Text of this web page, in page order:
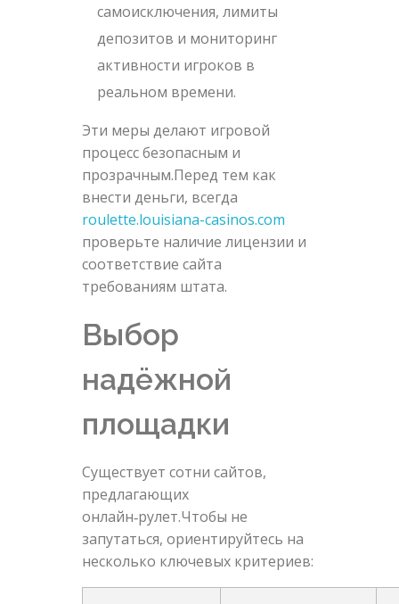
самоисключения, лимиты
депозитов и мониторинг
активности игроков в
реальном времени.
Эти меры делают игровой
процесс безопасным и
прозрачным.Перед тем как
внести деньги, всегда
roulette.louisiana-casinos.com
проверьте наличие лицензии и
соответствие сайта
требованиям штата.
Выбор
надёжной
площадки
Существует сотни сайтов,
предлагающих
онлайн‑рулет.Чтобы не
запутаться, ориентируйтесь на
несколько ключевых критериев: